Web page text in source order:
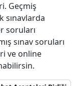
Geçmiş
sınavlarda
soruları
sınav soruları
ve online